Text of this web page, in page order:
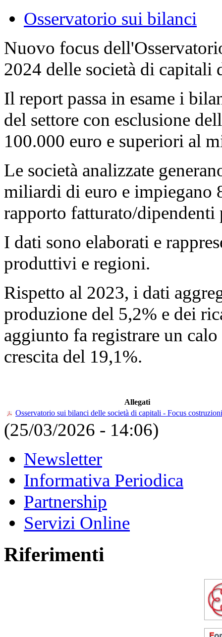
Osservatorio sui bilanci
Nuovo focus
2024 delle società di capitali
Il report passa in esame i
del settore con esclusione
100.000 euro e superiori al
Le società analizzate
miliardi di euro e impiegano
rapporto fatturato/
I dati sono elaborati e
produttivi e regioni.
Rispetto al 2023, i dati
produzione del 5,2% e dei
aggiunto fa registrare un
crescita del 19,1%.
Allegati
Osservatorio sui bilanci delle società di capitali - Focus
(25/03/2026 - 14:06)
Newsletter
Informativa Periodica
Partnership
Servizi Online
Riferimenti